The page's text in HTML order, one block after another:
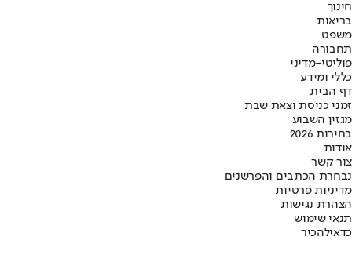
חינוך
בריאות
משפט
תחבורה
פוליטי-מדיני
כללי ומידע
דף הבית
זמני כניסת וצאת שבת
מגזין השבוע
בחירות 2026
אודות
צור קשר
נבחרת הכתבים והפרשנים
מדיניות פרטיות
הצהרת נגישות
תנאי שימוש
כדאילהכיר